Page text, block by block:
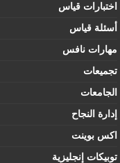
اختبارات قياس
أسئلة قياس
مهارات نافس
تجميعات
الجامعات
إدارة النجاح
اكس بوينت
توبيكات إنجليزية